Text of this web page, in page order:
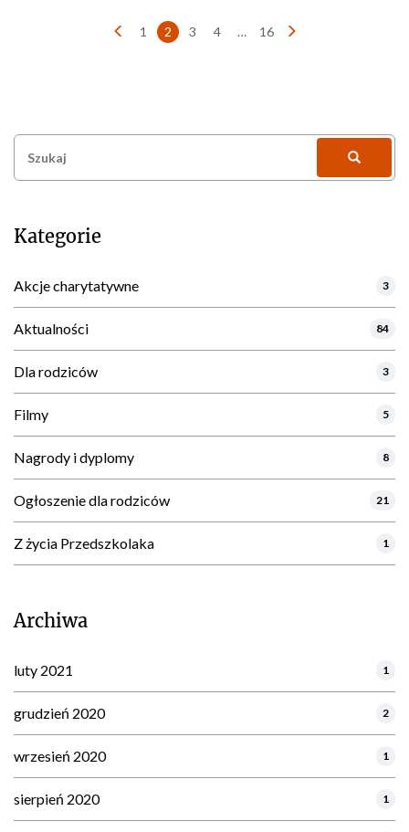
Nawigacja
1 2 3 4 … 16
Kategorie
Akcje charytatywne 3
Aktualności 84
Dla rodziców 3
Filmy 5
Nagrody i dyplomy 8
Ogłoszenie dla rodziców 21
Z życia Przedszkolaka 1
Archiwa
luty 2021 1
grudzień 2020 2
wrzesień 2020 1
sierpień 2020 1